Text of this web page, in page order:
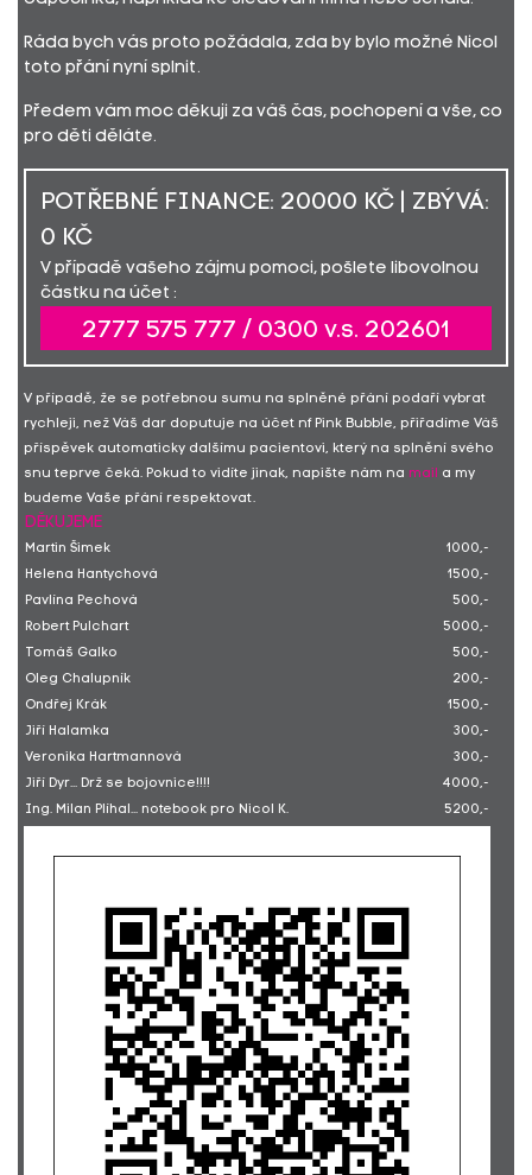
Ráda bych vás proto požádala, zda by bylo možné Nicol
toto přání nyní splnit.
Předem vám moc děkuji za váš čas, pochopení a vše, co
pro děti děláte.
POTŘEBNÉ FINANCE: 20000 KČ | ZBÝVÁ:
0 KČ
V případě vašeho zájmu pomoci, pošlete libovolnou
částku na účet :
2777 575 777 / 0300 v.s. 202601
V případě, že se potřebnou sumu na splněné přání podaří vybrat
rychleji, než Váš dar doputuje na účet nf Pink Bubble, přiřadíme Váš
příspěvek automaticky dalšímu pacientovi, který na splnění svého
snu teprve čeká. Pokud to vidíte jinak, napište nám na mail
a my
budeme Vaše přání respektovat.
DĚKUJEME
Martin Šimek
1000,-
Helena Hantychová
1500,-
Pavlína Pechová
500,-
Robert Pulchart
5000,-
Tomáš Galko
500,-
Oleg Chalupník
200,-
Ondřej Krák
1500,-
Jiří Halamka
300,-
Veronika Hartmannová
300,-
Jiří Dyr... Drž se bojovnice!!!!
4000,-
Ing. Milan Plíhal... notebook pro Nicol K.
5200,-